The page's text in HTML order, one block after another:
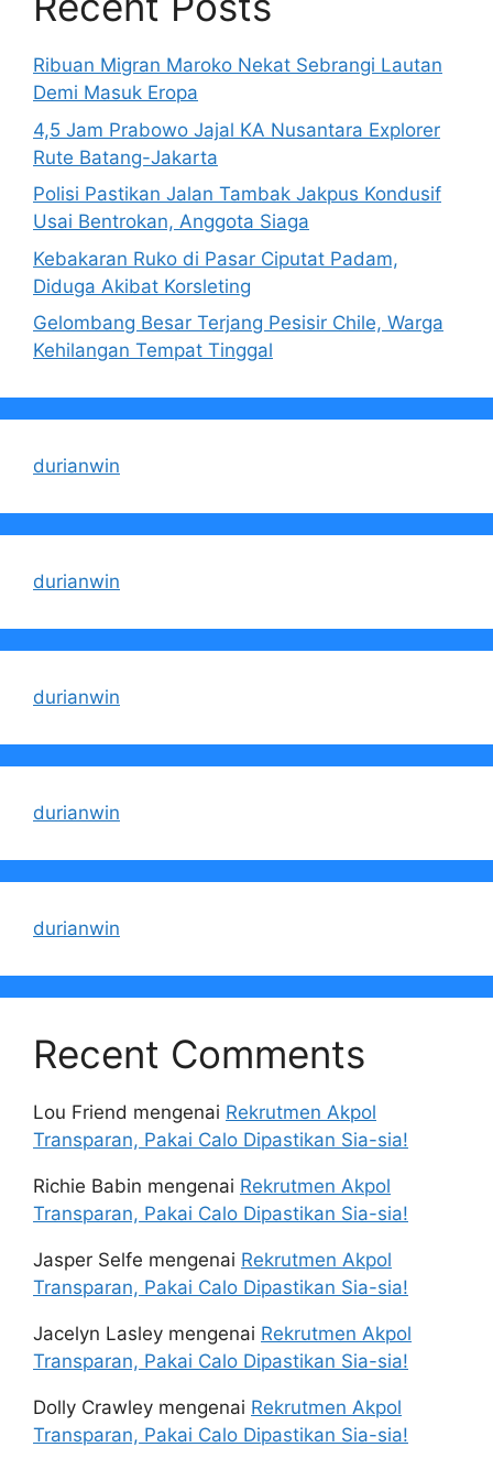
Ribuan Migran Maroko Nekat Sebrangi Lautan
Demi Masuk Eropa
4,5 Jam Prabowo Jajal KA Nusantara Explorer
Rute Batang-Jakarta
Polisi Pastikan Jalan Tambak Jakpus Kondusif
Usai Bentrokan, Anggota Siaga
Kebakaran Ruko di Pasar Ciputat Padam,
Diduga Akibat Korsleting
Gelombang Besar Terjang Pesisir Chile, Warga
Kehilangan Tempat Tinggal
durianwin
durianwin
durianwin
durianwin
durianwin
Recent Comments
Lou Friend mengenai Rekrutmen Akpol
Transparan, Pakai Calo Dipastikan Sia-sia!
Richie Babin mengenai Rekrutmen Akpol
Transparan, Pakai Calo Dipastikan Sia-sia!
Jasper Selfe mengenai Rekrutmen Akpol
Transparan, Pakai Calo Dipastikan Sia-sia!
Jacelyn Lasley mengenai Rekrutmen Akpol
Transparan, Pakai Calo Dipastikan Sia-sia!
Dolly Crawley mengenai Rekrutmen Akpol
Transparan, Pakai Calo Dipastikan Sia-sia!